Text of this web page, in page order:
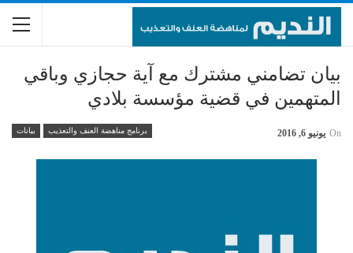
بيان تضامني مشترك مع آية حجازي وباقي
المتهمين في قضية مؤسسة بلادي
برنامج مناهضة العنف والتعذيب بيانات On يونيو 6, 2016